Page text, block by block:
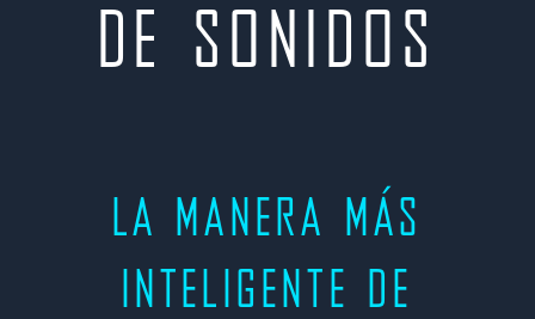
de sonidos
lA MANERA Más
inteligente de